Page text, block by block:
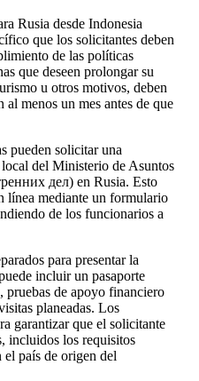
Rusia desde Indonesia
que los solicitantes deben
de las políticas
que deseen prolongar su
u otros motivos, deben
menos un mes antes de que
pueden solicitar una
del Ministerio de Asuntos
дел) en Rusia. Esto
línea mediante un formulario
de los funcionarios a
para presentar la
incluir un pasaporte
pruebas de apoyo financiero
planeadas. Los
garantizar que el solicitante
incluidos los requisitos
el país de origen del